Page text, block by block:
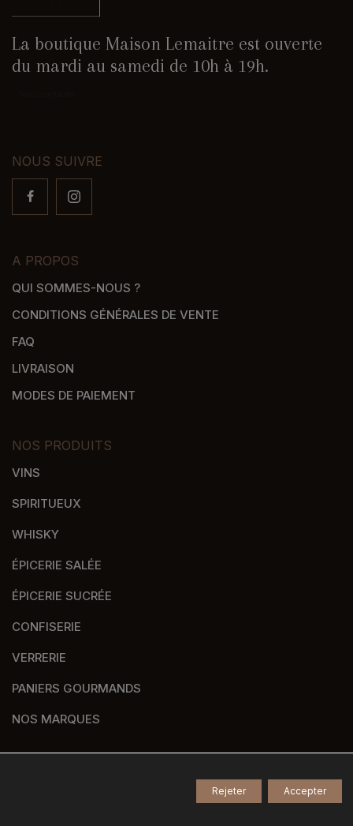
La boutique Maison Lemaitre est ouverte
du mardi au samedi de 10h à 19h.
NOUS SUIVRE
A PROPOS
QUI SOMMES-NOUS ?
CONDITIONS GÉNÉRALES DE VENTE
FAQ
LIVRAISON
MODES DE PAIEMENT
NOS PRODUITS
VINS
SPIRITUEUX
WHISKY
ÉPICERIE SALÉE
ÉPICERIE SUCRÉE
CONFISERIE
VERRERIE
PANIERS GOURMANDS
NOS MARQUES
Tous droits réservés -
Accepter
Rejeter